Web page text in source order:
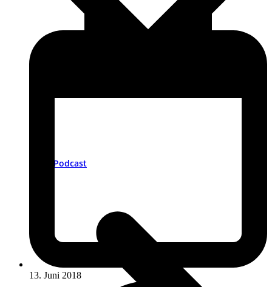
Podcast
13. Juni 2018